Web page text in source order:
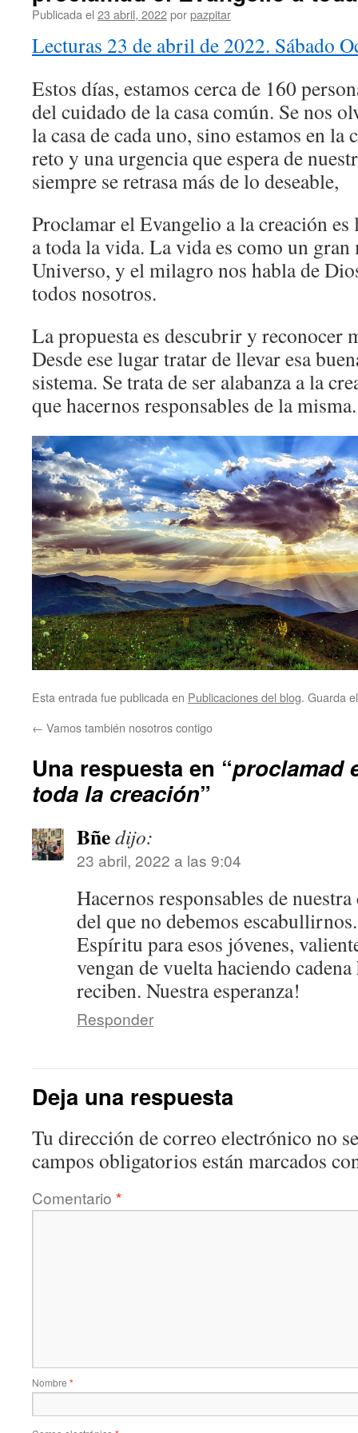
Publicada el 23 abril, 2022porpazpitar
Lecturas 23 de abril de 2022. Sábado
Estos días, estamos cerca de 160
del cuidado de la casa común. Se nos
la casa de cada uno, sino estamos en la
reto y una urgencia que espera de
siempre se retrasa más de lo deseable,
Proclamar el Evangelio a la creación
a toda la vida. La vida es como un
Universo, y el milagro nos habla de
todos nosotros.
La propuesta es descubrir y reconocer
Desde ese lugar tratar de llevar esa
sistema. Se trata de ser alabanza a la
que hacernos responsables de la
Esta entrada fue publicada en Publicaciones del blog. Guarda
← Vamos también nosotros contigo
Una respuesta en “proclamad
toda la creación”
Bñedijo:
23 abril, 2022 a las 9:04
Hacernos responsables de
del que no debemos
Espíritu para esos jóvenes,
vengan de vuelta haciendo
reciben. Nuestra esperanza!
Responder
Deja una respuesta
Tu dirección de correo electrónico no
campos obligatorios están marcados
Comentario *
Nombre *